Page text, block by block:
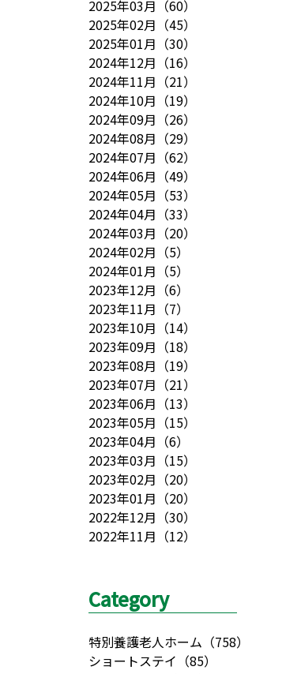
2025年03月 （60）
2025年02月 （45）
2025年01月 （30）
2024年12月 （16）
2024年11月 （21）
2024年10月 （19）
2024年09月 （26）
2024年08月 （29）
2024年07月 （62）
2024年06月 （49）
2024年05月 （53）
2024年04月 （33）
2024年03月 （20）
2024年02月 （5）
2024年01月 （5）
2023年12月 （6）
2023年11月 （7）
2023年10月 （14）
2023年09月 （18）
2023年08月 （19）
2023年07月 （21）
2023年06月 （13）
2023年05月 （15）
2023年04月 （6）
2023年03月 （15）
2023年02月 （20）
2023年01月 （20）
2022年12月 （30）
2022年11月 （12）
Category
特別養護老人ホーム （758）
ショートステイ （85）